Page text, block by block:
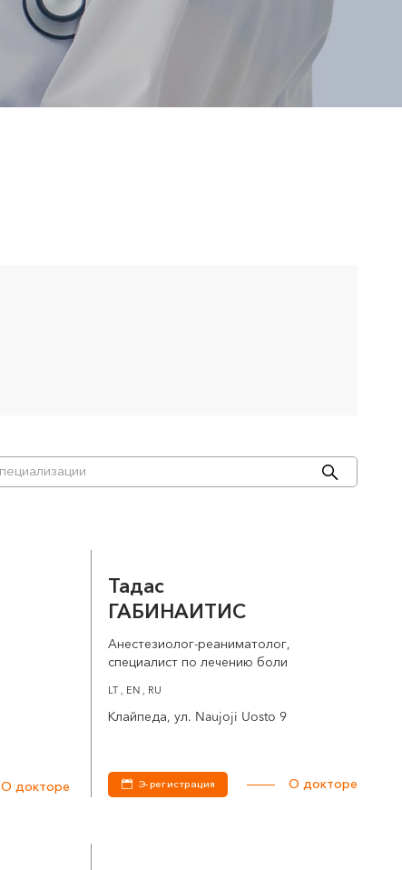
О докторе
Тадас
ГАБИНАИТИС
Анестезиолог-реаниматолог,
специалист по лечению боли
LT , EN , RU
Клайпеда, ул. Naujoji Uosto 9
Э-регистрация О докторе